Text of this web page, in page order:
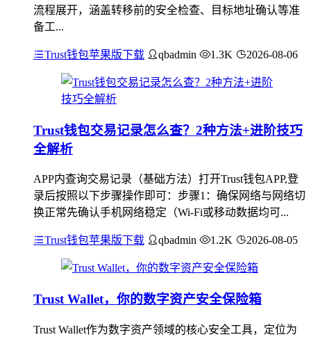
流程展开，涵盖转移前的安全检查、目标地址确认等准
备工...
Trust钱包苹果版下载 qbadmin 1.3K 2026-08-06
Trust钱包交易记录怎么查？2种方法+进阶技巧
全解析
APP内查询交易记录（基础方法）打开Trust钱包APP,登
录后按照以下步骤操作即可：步骤1：确保网络与网络切
换正常先确认手机网络稳定（Wi-Fi或移动数据均可...
Trust钱包苹果版下载 qbadmin 1.2K 2026-08-05
Trust Wallet，你的数字资产安全保险箱
Trust Wallet作为数字资产领域的核心安全工具，定位为